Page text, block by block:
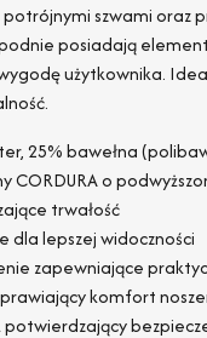
potrójnymi szwami oraz
posiadają
użytkownika.
25% bawełna
CORDURA o
trwałość
dla lepszej widoczności
zapewniające
komfort
potwierdzający